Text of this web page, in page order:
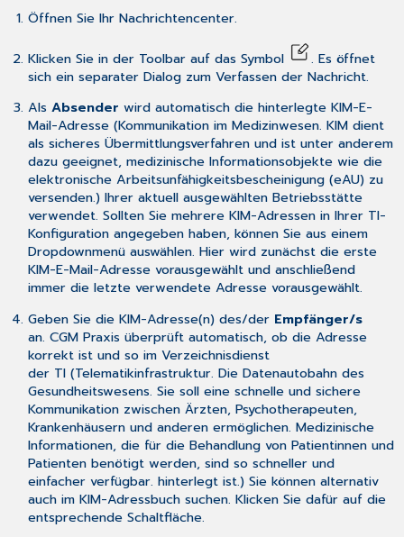
Öffnen Sie Ihr Nachrichtencenter.
Klicken Sie in der Toolbar auf das Symbol
. Es öffnet
sich ein separater Dialog zum Verfassen der Nachricht.
Als Absender wird automatisch die hinterlegte KIM-E-
Mail-Adresse (Kommunikation im Medizinwesen. KIM dient
als sicheres Übermittlungsverfahren und ist unter anderem
dazu geeignet, medizinische Informationsobjekte wie die
elektronische Arbeitsunfähigkeitsbescheinigung (eAU) zu
versenden.) Ihrer aktuell ausgewählten Betriebsstätte
verwendet. Sollten Sie mehrere KIM-Adressen in Ihrer TI-
Konfiguration angegeben haben, können Sie aus einem
Dropdownmenü auswählen. Hier wird zunächst die erste
KIM-E-Mail-Adresse vorausgewählt und anschließend
immer die letzte verwendete Adresse vorausgewählt.
Geben Sie die KIM-Adresse(n) des/der Empfänger/s
an. CGM Praxis überprüft automatisch, ob die Adresse
korrekt ist und so im Verzeichnisdienst
der TI (Telematikinfrastruktur. Die Datenautobahn des
Gesundheitswesens. Sie soll eine schnelle und sichere
Kommunikation zwischen Ärzten, Psychotherapeuten,
Krankenhäusern und anderen ermöglichen. Medizinische
Informationen, die für die Behandlung von Patientinnen und
Patienten benötigt werden, sind so schneller und
einfacher verfügbar. hinterlegt ist.) Sie können alternativ
auch im KIM-Adressbuch suchen. Klicken Sie dafür auf die
entsprechende Schaltfläche.